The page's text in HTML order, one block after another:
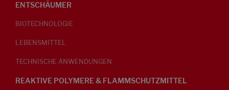
ENTSCHÄUMER
BIOTECHNOLOGIE
LEBENSMITTEL
TECHNISCHE ANWENDUNGEN
REAKTIVE POLYMERE & FLAMMSCHUTZMITTEL